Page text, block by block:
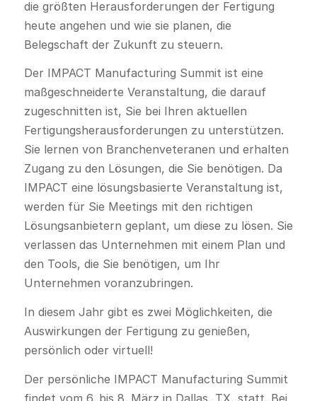
die größten Herausforderungen der Fertigung
heute angehen und wie sie planen, die
Belegschaft der Zukunft zu steuern.
Der IMPACT Manufacturing Summit ist eine
maßgeschneiderte Veranstaltung, die darauf
zugeschnitten ist, Sie bei Ihren aktuellen
Fertigungsherausforderungen zu unterstützen.
Sie lernen von Branchenveteranen und erhalten
Zugang zu den Lösungen, die Sie benötigen. Da
IMPACT eine lösungsbasierte Veranstaltung ist,
werden für Sie Meetings mit den richtigen
Lösungsanbietern geplant, um diese zu lösen. Sie
verlassen das Unternehmen mit einem Plan und
den Tools, die Sie benötigen, um Ihr
Unternehmen voranzubringen.
In diesem Jahr gibt es zwei Möglichkeiten, die
Auswirkungen der Fertigung zu genießen,
persönlich oder virtuell!
Der persönliche IMPACT Manufacturing Summit
findet vom 6. bis 8. März in Dallas, TX, statt. Bei